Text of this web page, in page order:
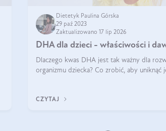
Dietetyk Paulina Górska
29 paź 2023
Zaktualizowano 17 lip 2026
DHA dla dzieci - właściwości i
Dlaczego kwas DHA jest tak ważny dla
organizmu dziecka? Co zrobić, aby uniknąć
CZYTAJ